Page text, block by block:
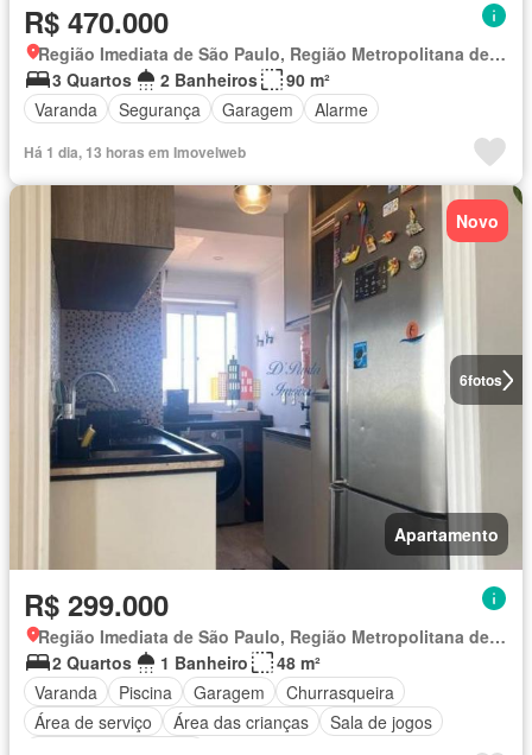
R$ 470.000
Região Imediata de São Paulo, Região Metropolitana de São Paulo
3 Quartos
2 Banheiros
90 m²
Varanda
Segurança Garagem Alarme
Há 1 dia, 13 horas em Imovelweb
6fotos
Novo
Apartamento
R$ 299.000
Região Imediata de São Paulo, Região Metropolitana de São Paulo
2 Quartos
1 Banheiro
48 m²
Varanda
Piscina Garagem
Churrasqueira
Área de serviço
Área das crianças
Sala de jogos